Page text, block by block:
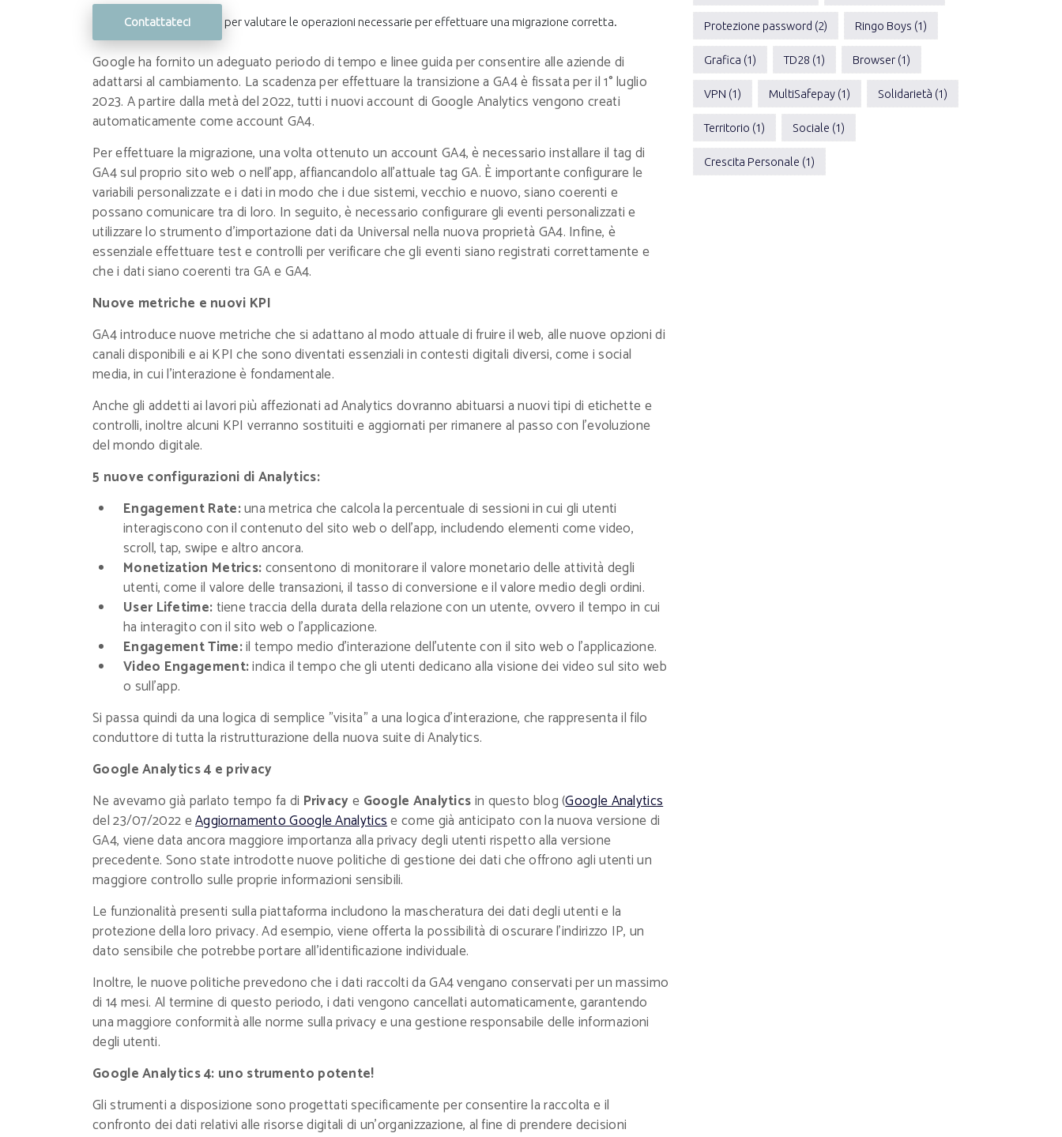
Contattateci per valutare le operazioni necessarie per effettuare una migrazione corretta.
Google ha fornito un adeguato periodo di tempo e linee guida per consentire alle aziende di
adattarsi al cambiamento. La scadenza per effettuare la transizione a GA4 è fissata per il 1° luglio
2023. A partire dalla metà del 2022, tutti i nuovi account di Google Analytics vengono creati
automaticamente come account GA4.
Per effettuare la migrazione, una volta ottenuto un account GA4, è necessario installare il tag di
GA4 sul proprio sito web o nell'app, affiancandolo all'attuale tag GA. È importante configurare le
variabili personalizzate e i dati in modo che i due sistemi, vecchio e nuovo, siano coerenti e
possano comunicare tra di loro. In seguito, è necessario configurare gli eventi personalizzati e
utilizzare lo strumento d'importazione dati da Universal nella nuova proprietà GA4. Infine, è
essenziale effettuare test e controlli per verificare che gli eventi siano registrati correttamente e
che i dati siano coerenti tra GA e GA4.
Nuove metriche e nuovi KPI
GA4 introduce nuove metriche che si adattano al modo attuale di fruire il web, alle nuove opzioni di
canali disponibili e ai KPI che sono diventati essenziali in contesti digitali diversi, come i social
media, in cui l'interazione è fondamentale.
Anche gli addetti ai lavori più affezionati ad Analytics dovranno abituarsi a nuovi tipi di etichette e
controlli, inoltre alcuni KPI verranno sostituiti e aggiornati per rimanere al passo con l'evoluzione
del mondo digitale.
5 nuove configurazioni di Analytics:
Engagement Rate:una metrica che calcola la percentuale di sessioni in cui gli utenti
interagiscono con il contenuto del sito web o dell'app, includendo elementi come video,
scroll, tap, swipe e altro ancora.
Monetization Metrics:consentono di monitorare il valore monetario delle attività degli
utenti, come il valore delle transazioni, il tasso di conversione e il valore medio degli ordini.
User Lifetime:tiene traccia della durata della relazione con un utente, ovvero il tempo in cui
ha interagito con il sito web o l'applicazione.
Engagement Time:il tempo medio d'interazione dell'utente con il sito web o l'applicazione.
Video Engagement:indica il tempo che gli utenti dedicano alla visione dei video sul sito web
o sull'app.
Si passa quindi da una logica di semplice "visita" a una logica d'interazione, che rappresenta il filo
conduttore di tutta la ristrutturazione della nuova suite di Analytics.
Google Analytics 4 e privacy
Ne avevamo già parlato tempo fa di Privacye Google Analyticsin questo blog (Google Analytics
del 23/07/2022 eAggiornamento Google Analyticse come già anticipato con la nuova versione di
GA4, viene data ancora maggiore importanza alla privacy degli utenti rispetto alla versione
precedente. Sono state introdotte nuove politiche di gestione dei dati che offrono agli utenti un
maggiore controllo sulle proprie informazioni sensibili.
Le funzionalità presenti sulla piattaforma includono la mascheratura dei dati degli utenti e la
protezione della loro privacy. Ad esempio, viene offerta la possibilità di oscurare l'indirizzo IP, un
dato sensibile che potrebbe portare all'identificazione individuale.
Inoltre, le nuove politiche prevedono che i dati raccolti da GA4 vengano conservati per un massimo
di 14 mesi. Al termine di questo periodo, i dati vengono cancellati automaticamente, garantendo
una maggiore conformità alle norme sulla privacy e una gestione responsabile delle informazioni
degli utenti.
Google Analytics 4: uno strumento potente!
Gli strumenti a disposizione sono progettati specificamente per consentire la raccolta e il
confronto dei dati relativi alle risorse digitali di un'organizzazione, al fine di prendere decisioni
Protezione password (2) Ringo Boys (1)
Grafica (1) TD28 (1) Browser (1)
VPN (1) MultiSafepay (1) Solidarietà (1)
Territorio (1) Sociale (1)
Crescita Personale (1)